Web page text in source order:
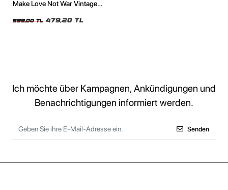
Make Love Not War Vintage
Tshirt
599,00 TL 479,20 TL
Ich möchte über Kampagnen, Ankündigungen und
Benachrichtigungen informiert werden.
Senden